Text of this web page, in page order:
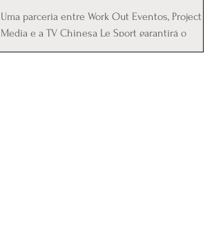
sucesso!
Uma parceria entre Work Out Eventos, Project
Media e a TV Chinesa Le Sport garantirá o
sucesso do trabalho durante o período das...